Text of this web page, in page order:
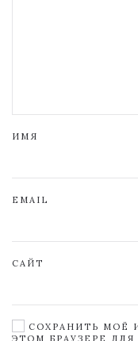
ИМЯ
EMAIL
САЙТ
СОХРАНИТЬ МОЁ
ЭТОМ БРАУЗЕРЕ